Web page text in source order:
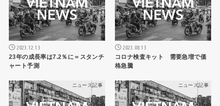
2023.12.13
23年の成長率は7.2％に＝スタンチ
ャート予測
2023.08.13
コロナ検査キット 需要急増で価
格急騰
ニュース記事 ニュース記事